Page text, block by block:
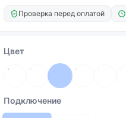
Проверка перед оплатой
Цвет
Подключение